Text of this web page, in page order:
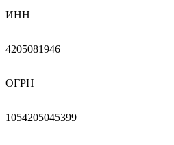
ИНН
4205081946
ОГРН
1054205045399